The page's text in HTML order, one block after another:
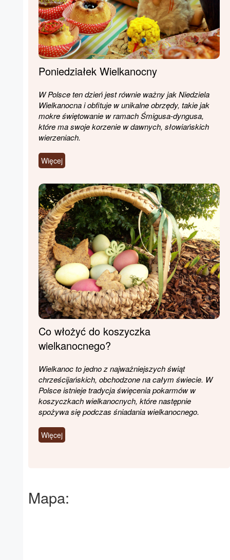
Poniedziałek Wielkanocny
W Polsce ten dzień jest równie ważny jak Niedziela
Wielkanocna i obfituje w unikalne obrzędy, takie jak
mokre świętowanie w ramach Śmigusa-dyngusa,
które ma swoje korzenie w dawnych, słowiańskich
wierzeniach.
Więcej
Co włożyć do koszyczka
wielkanocnego?
Wielkanoc to jedno z najważniejszych świąt
chrześcijańskich, obchodzone na całym świecie. W
Polsce istnieje tradycja święcenia pokarmów w
koszyczkach wielkanocnych, które następnie
spożywa się podczas śniadania wielkanocnego.
Więcej
Mapa: